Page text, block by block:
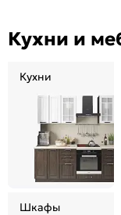
Кухни и
Кухни
Шкафы